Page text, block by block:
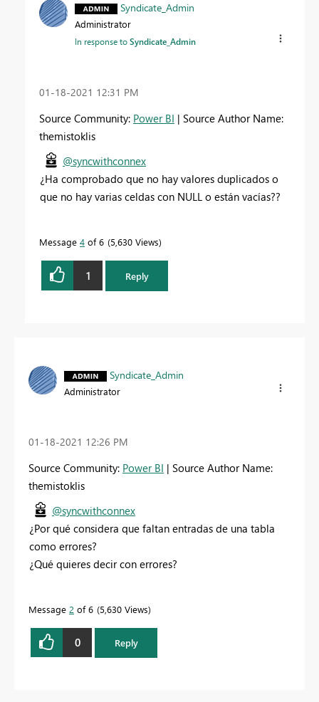
Syndicate_Admin
Administrator
In response toSyndicate_Admin
‎01-18-2021 12:31 PM
Source Community: Power BI | Source Author Name:
themistoklis
@syncwithconnex
¿Ha comprobado que no hay valores duplicados o
que no hay varias celdas con NULL o están vacías??
Message 4 of 6 5,630 Views
1 Reply
Syndicate_Admin
Administrator
‎01-18-2021 12:26 PM
Source Community: Power BI | Source Author Name:
themistoklis
@syncwithconnex
¿Por qué considera que faltan entradas de una tabla
como errores?
¿Qué quieres decir con errores?
Message 2 of 6 5,630 Views
0 Reply